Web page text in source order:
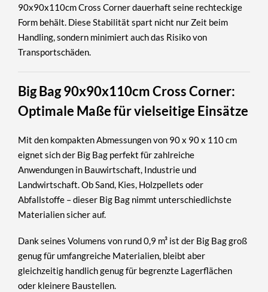
90x90x110cm Cross Corner dauerhaft seine rechteckige
Form behält. Diese Stabilität spart nicht nur Zeit beim
Handling, sondern minimiert auch das Risiko von
Transportschäden.
Big Bag 90x90x110cm Cross Corner:
Optimale Maße für vielseitige Einsätze
Mit den kompakten Abmessungen von 90 x 90 x 110 cm
eignet sich der Big Bag perfekt für zahlreiche
Anwendungen in Bauwirtschaft, Industrie und
Landwirtschaft. Ob Sand, Kies, Holzpellets oder
Abfallstoffe – dieser Big Bag nimmt unterschiedlichste
Materialien sicher auf.
Dank seines Volumens von rund 0,9 m³ ist der Big Bag groß
genug für umfangreiche Materialien, bleibt aber
gleichzeitig handlich genug für begrenzte Lagerflächen
oder kleinere Baustellen.